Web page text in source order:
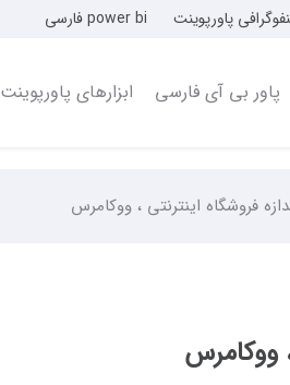
پاورپوینت power bi فارسی
پاور بی آی فارسی ابزارهای پاورپوینت
فروشگاه اینترنتی ، ووکامرس
ووکامرس